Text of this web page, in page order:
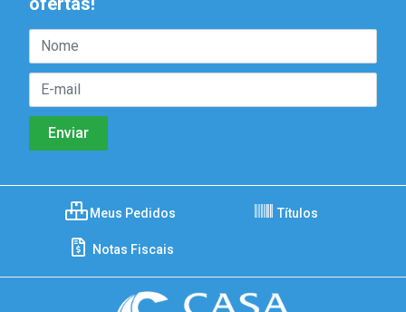
Meus Pedidos Títulos
Notas Fiscais